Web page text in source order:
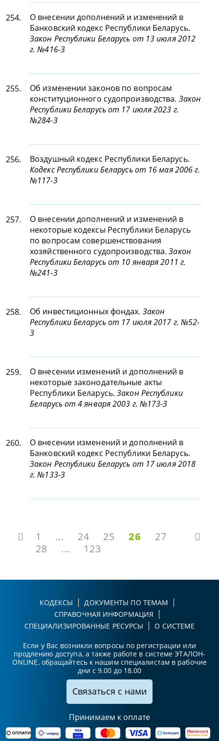
254.
О внесении дополнений и изменений в
Банковский кодекс Республики Беларусь.
Закон Республики Беларусь от 13 июля 2012
г. №416-З
255.
Об изменении законов по вопросам
конституционного судопроизводства. Закон
Республики Беларусь от 17 июля 2023 г.
№284-З
256.
Воздушный кодекс Республики Беларусь.
Кодекс Республики Беларусь от 16 мая 2006 г.
№117-З
257.
О внесении дополнений и изменений в
некоторые кодексы Республики Беларусь
по вопросам совершенствования
хозяйственного судопроизводства.Закон
Республики Беларусь от 10 января 2011 г.
№241-З
258. Об инвестиционных фондах. Закон
Республики Беларусь от 17 июля 2017 г. №52-
З
259.
О внесении изменений и дополнений в
некоторые законодательные акты
Республики Беларусь.Закон Республики
Беларусь от 4 января 2003 г. №173-З
260.
О внесении изменений и дополнений в
Банковский кодекс Республики Беларусь.
Закон Республики Беларусь от 17 июля 2018
г. №133-З
1 ... 24 25 26
27
28
... 123
КОДЕКСЫ
ДОКУМЕНТЫ ПО ТЕМАМ
СПРАВОЧНАЯ ИНФОРМАЦИЯ
СПЕЦИАЛИЗИРОВАННЫЕ РЕСУРСЫ
О СИСТЕМЕ
Если у Вас возникли вопросы по регистрации или
продлению доступа, а также работе в системе ЭТАЛОН-
ONLINE, обращайтесь к нашим специалистам в рабочие
дни с 9.00 до 18.00
Связаться с нами
Принимаем к оплате